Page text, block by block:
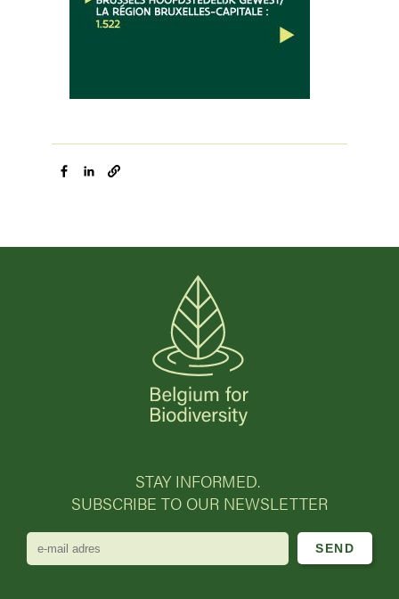
STAY INFORMED.
SUBSCRIBE TO OUR NEWSLETTER
e-
mail